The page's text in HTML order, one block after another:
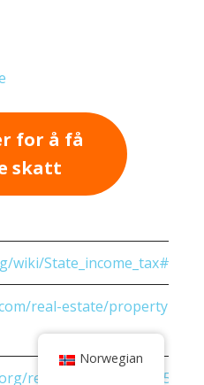
for å få
skatt
wiki/
real-estate/property-
release/
Norwegian